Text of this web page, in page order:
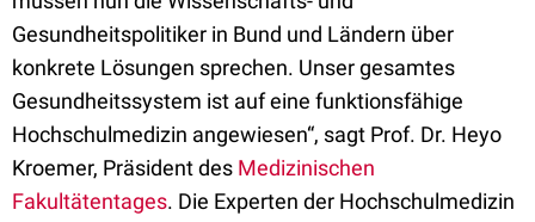
Gesundheitspolitiker in Bund und Ländern über
konkrete Lösungen sprechen. Unser gesamtes
Gesundheitssystem ist auf eine funktionsfähige
Hochschulmedizin angewiesen“, sagt Prof. Dr. Heyo
Kroemer, Präsident des Medizinischen
Fakultätentages. Die Experten der Hochschulmedizin